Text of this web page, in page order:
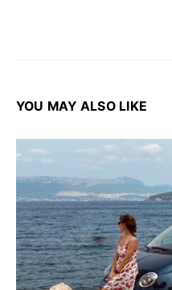
YOU MAY ALSO LIKE